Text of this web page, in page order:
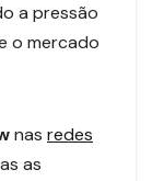
a pressão
o mercado
nas redes
as